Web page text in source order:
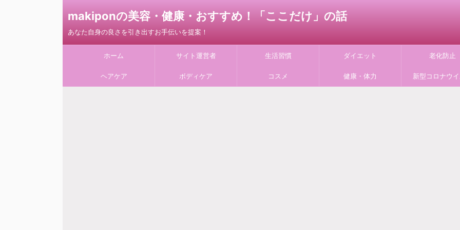
makiponの美容・健康・おすすめ！「ここだけ」の話
あなた自身の良さを引き出すお手伝いを提案！
ホーム サイト運営者 生活習慣 ダイエット 老化防止
ヘアケア ボディケア コスメ 健康・体力 新型コロナウ